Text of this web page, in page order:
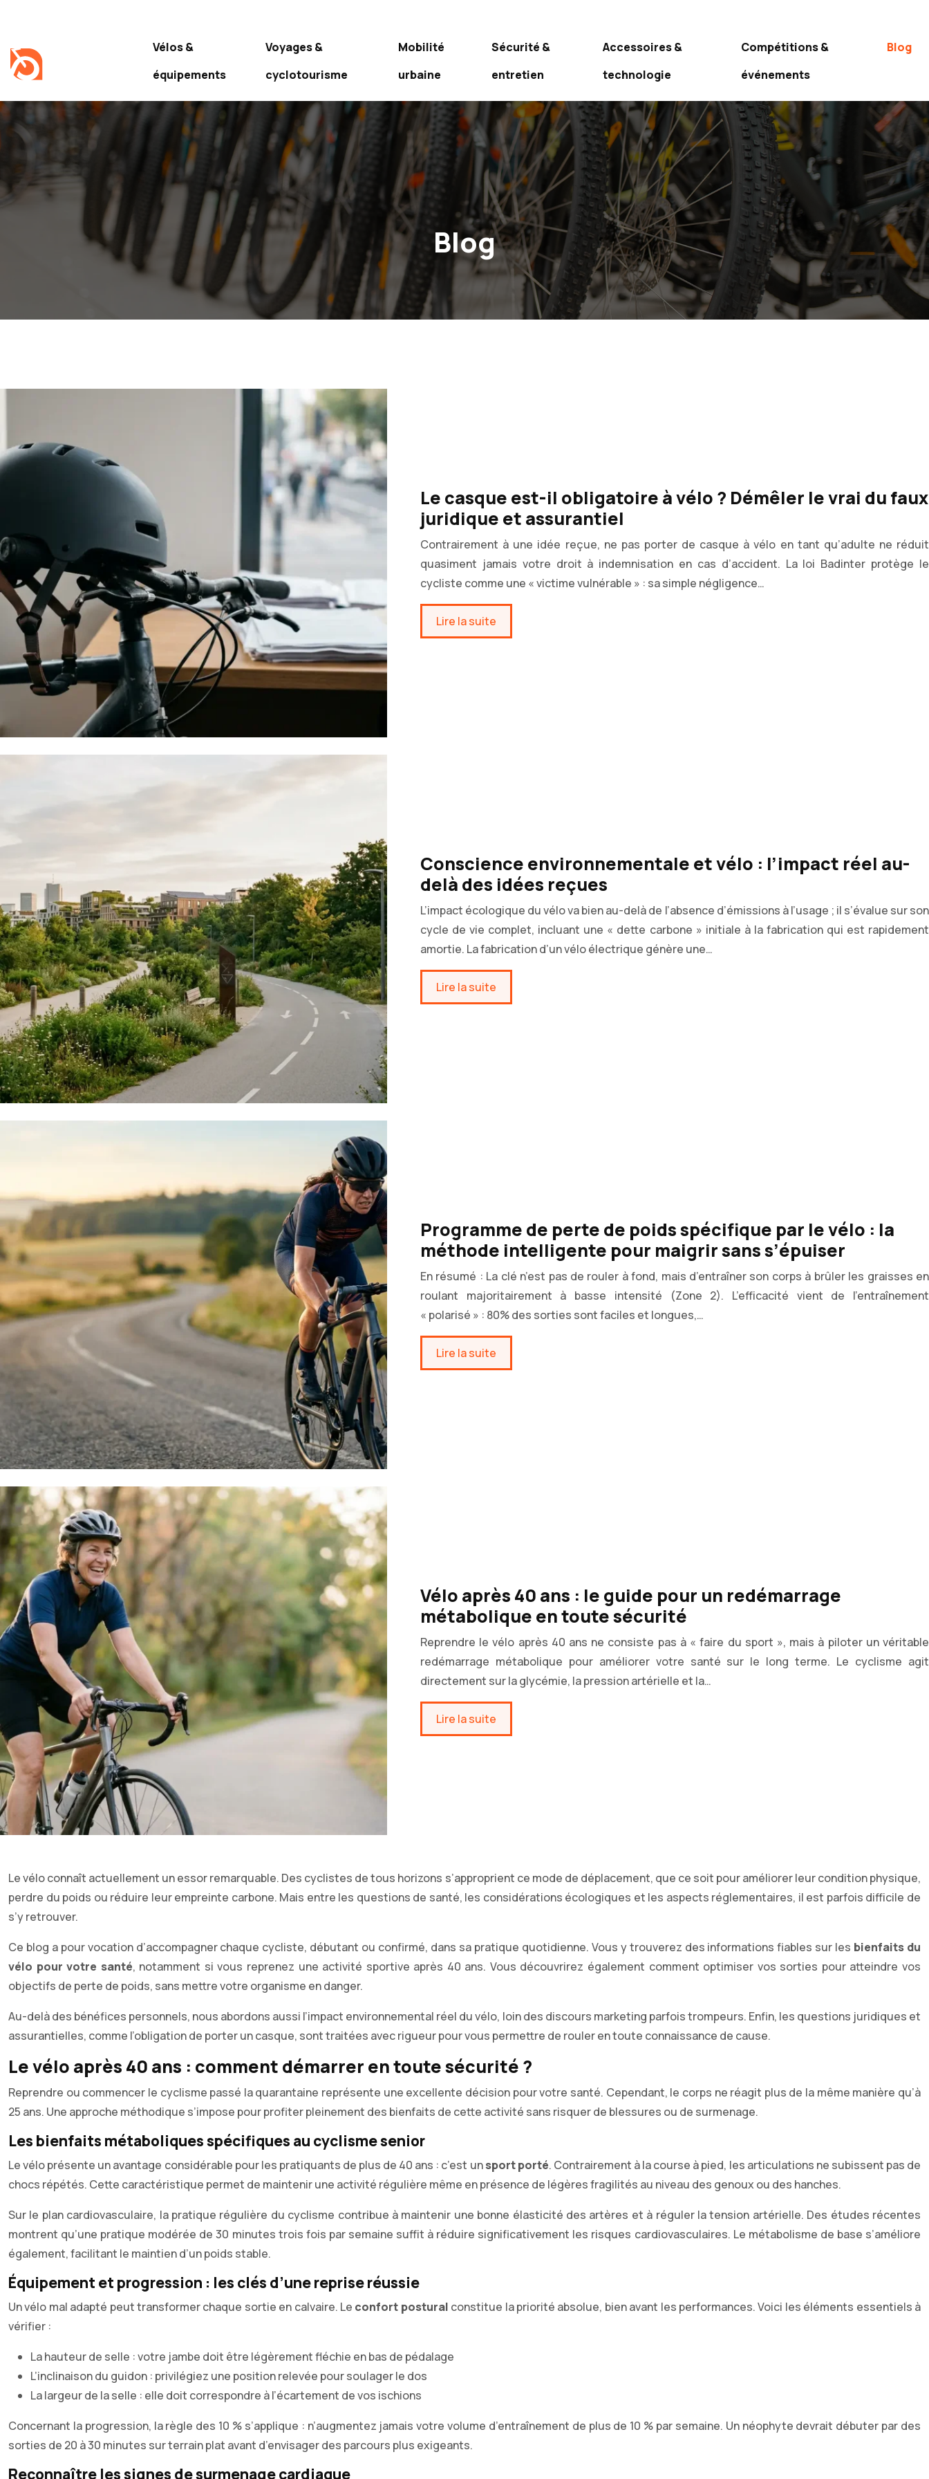
Vélos &
équipements
Voyages &
cyclotourisme
Mobilité
urbaine
Sécurité &
entretien
Accessoires &
technologie
Compétitions &
événements
Blog
Blog
Le casque est-il obligatoire à vélo ? Démêler le vrai du faux
juridique et assurantiel
Contrairement à une idée reçue, ne pas porter de casque à vélo en tant qu’adulte ne réduit
quasiment jamais votre droit à indemnisation en cas d’accident. La loi Badinter protège le
cycliste comme une « victime vulnérable » : sa simple négligence…
Lire la suite
Conscience environnementale et vélo : l’impact réel au-
delà des idées reçues
L’impact écologique du vélo va bien au-delà de l’absence d’émissions à l’usage ; il s’évalue sur son
cycle de vie complet, incluant une « dette carbone » initiale à la fabrication qui est rapidement
amortie. La fabrication d’un vélo électrique génère une…
Lire la suite
Programme de perte de poids spécifique par le vélo : la
méthode intelligente pour maigrir sans s’épuiser
En résumé : La clé n’est pas de rouler à fond, mais d’entraîner son corps à brûler les graisses en
roulant majoritairement à basse intensité (Zone 2). L’efficacité vient de l’entraînement
« polarisé » : 80% des sorties sont faciles et longues,…
Lire la suite
Vélo après 40 ans : le guide pour un redémarrage
métabolique en toute sécurité
Reprendre le vélo après 40 ans ne consiste pas à « faire du sport », mais à piloter un véritable
redémarrage métabolique pour améliorer votre santé sur le long terme. Le cyclisme agit
directement sur la glycémie, la pression artérielle et la…
Lire la suite
Le vélo connaît actuellement un essor remarquable. Des cyclistes de tous horizons s’approprient ce mode de déplacement, que ce soit pour améliorer leur condition physique,
perdre du poids ou réduire leur empreinte carbone. Mais entre les questions de santé, les considérations écologiques et les aspects réglementaires, il est parfois difficile de
s’y retrouver.
Ce blog a pour vocation d’accompagner chaque cycliste, débutant ou confirmé, dans sa pratique quotidienne. Vous y trouverez des informations fiables sur les bienfaits du
vélo pour votre santé, notamment si vous reprenez une activité sportive après 40 ans. Vous découvrirez également comment optimiser vos sorties pour atteindre vos
objectifs de perte de poids, sans mettre votre organisme en danger.
Au-delà des bénéfices personnels, nous abordons aussi l’impact environnemental réel du vélo, loin des discours marketing parfois trompeurs. Enfin, les questions juridiques et
assurantielles, comme l’obligation de porter un casque, sont traitées avec rigueur pour vous permettre de rouler en toute connaissance de cause.
Le vélo après 40 ans : comment démarrer en toute sécurité ?
Reprendre ou commencer le cyclisme passé la quarantaine représente une excellente décision pour votre santé. Cependant, le corps ne réagit plus de la même manière qu’à
25 ans. Une approche méthodique s’impose pour profiter pleinement des bienfaits de cette activité sans risquer de blessures ou de surmenage.
Les bienfaits métaboliques spécifiques au cyclisme senior
Le vélo présente un avantage considérable pour les pratiquants de plus de 40 ans : c’est unsport porté. Contrairement à la course à pied, les articulations ne subissent pas de
chocs répétés. Cette caractéristique permet de maintenir une activité régulière même en présence de légères fragilités au niveau des genoux ou des hanches.
Sur le plan cardiovasculaire, la pratique régulière du cyclisme contribue à maintenir une bonne élasticité des artères et à réguler la tension artérielle. Des études récentes
montrent qu’une pratique modérée de 30 minutes trois fois par semaine suffit à réduire significativement les risques cardiovasculaires. Le métabolisme de base s’améliore
également, facilitant le maintien d’un poids stable.
Équipement et progression : les clés d’une reprise réussie
Un vélo mal adapté peut transformer chaque sortie en calvaire. Le confort postural constitue la priorité absolue, bien avant les performances. Voici les éléments essentiels à
vérifier :
La hauteur de selle : votre jambe doit être légèrement fléchie en bas de pédalage
L’inclinaison du guidon : privilégiez une position relevée pour soulager le dos
La largeur de la selle : elle doit correspondre à l’écartement de vos ischions
Concernant la progression, la règle des 10 % s’applique : n’augmentez jamais votre volume d’entraînement de plus de 10 % par semaine. Un néophyte devrait débuter par des
sorties de 20 à 30 minutes sur terrain plat avant d’envisager des parcours plus exigeants.
Reconnaître les signes de surmenage cardiaque